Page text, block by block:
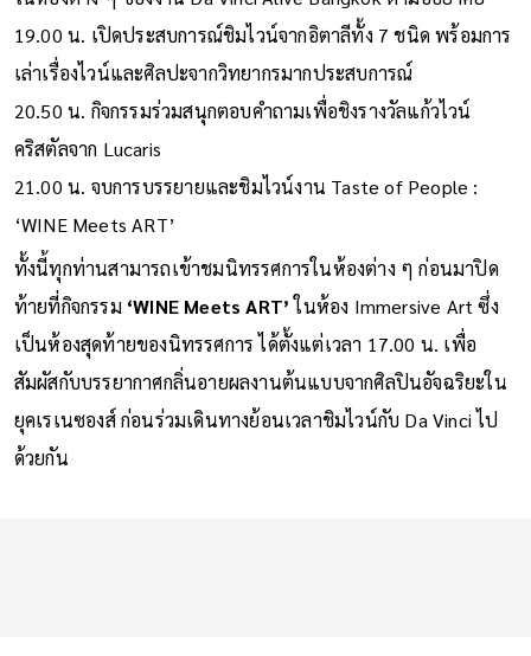
19.00 น. เปิดประสบการณ์ชิมไวน์จากอิตาลีทั้ง 7 ชนิด พร้อมการ
เล่าเรื่องไวน์และศิลปะจากวิทยากรมากประสบการณ์
20.50 น. กิจกรรมร่วมสนุกตอบคำถามเพื่อชิงรางวัลแก้วไวน์
คริสตัลจาก Lucaris
21.00 น. จบการบรรยายและชิมไวน์งาน Taste of People :
‘WINE Meets ART’
ทั้งนี้ทุกท่านสามารถเข้าชมนิทรรศการในห้องต่าง ๆ ก่อนมาปิด
ท้ายที่กิจกรรม ‘WINE Meets ART’ในห้อง Immersive Art ซึ่ง
เป็นห้องสุดท้ายของนิทรรศการ ได้ตั้งแต่เวลา 17.00 น. เพื่อ
สัมผัสกับบรรยากาศกลิ่นอายผลงานต้นแบบจากศิลปินอัจฉริยะใน
ยุคเรเนซองส์ ก่อนร่วมเดินทางย้อนเวลาชิมไวน์กับ Da Vinci ไป
ด้วยกัน